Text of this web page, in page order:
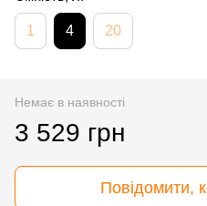
1 4 20
Немає в наявності
3 529 грн
Повідомити,